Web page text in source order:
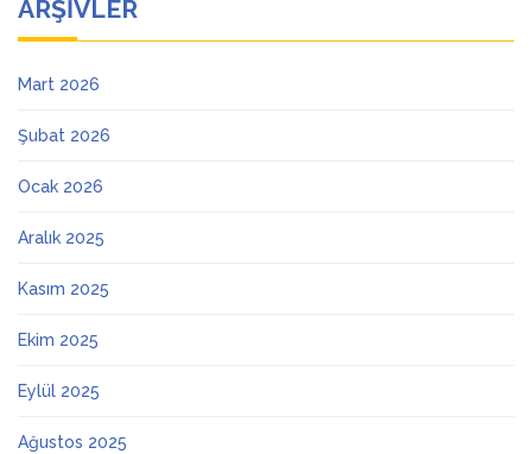
ARŞIVLER
Mart 2026
Şubat 2026
Ocak 2026
Aralık 2025
Kasım 2025
Ekim 2025
Eylül 2025
Ağustos 2025